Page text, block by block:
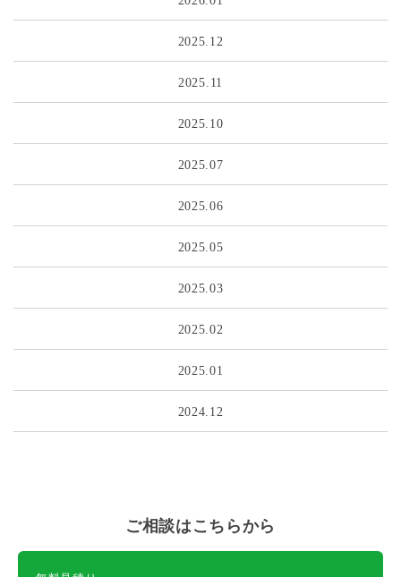
2025.12
2025.11
2025.10
2025.07
2025.06
2025.05
2025.03
2025.02
2025.01
2024.12
ご相談はこちらから